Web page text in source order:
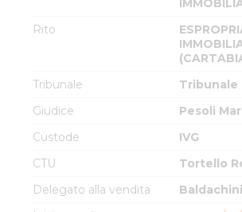
Rito
Tribunale
Tribunale
Giudice
Pesoli
Custode
IVG
CTU
Tortello
Delegato alla vendita